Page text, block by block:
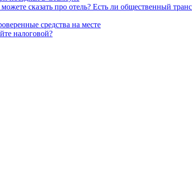
сказать про отель? Есть ли общественный
средства на месте
налоговой?